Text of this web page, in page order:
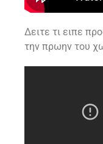
Δειτε τι ειπε
την πρωην του